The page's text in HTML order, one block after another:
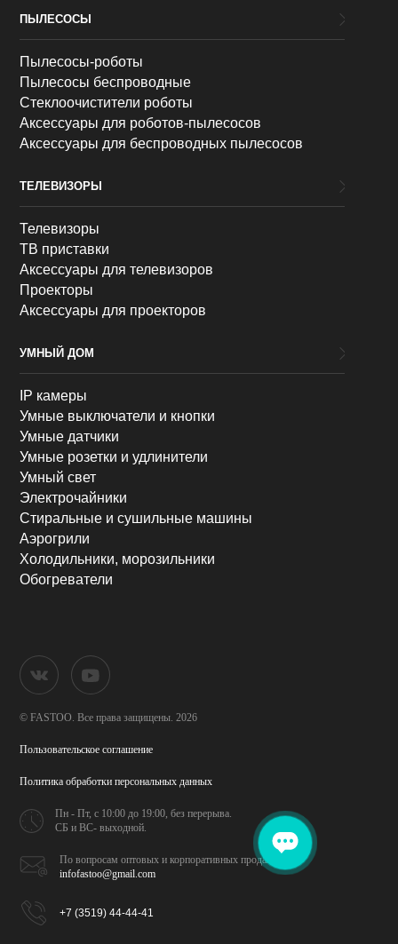
ПЫЛЕСОСЫ
Пылесосы-роботы
Пылесосы беспроводные
Стеклоочистители роботы
Аксессуары для роботов-пылесосов
Аксессуары для беспроводных пылесосов
ТЕЛЕВИЗОРЫ
Телевизоры
ТВ приставки
Аксессуары для телевизоров
Проекторы
Аксессуары для проекторов
УМНЫЙ ДОМ
IP камеры
Умные выключатели и кнопки
Умные датчики
Умные розетки и удлинители
Умный свет
Электрочайники
Стиральные и сушильные машины
Аэрогрили
Холодильники, морозильники
Обогреватели
© FASTOO. Все права защищены. 2026
Пользовательское соглашение
Политика обработкиперсональных данных
Пн - Пт, с 10:00 до 19:00,без перерыва.
СБ и ВС- выходной.
По вопросам оптовых икорпоративных продаж
infofastoo@gmail.com
+7 (3519) 44-44-41